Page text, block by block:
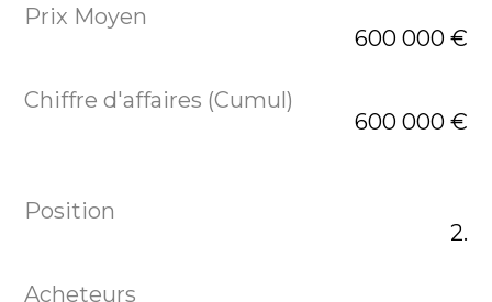
600 000 €
600 000 €
2.